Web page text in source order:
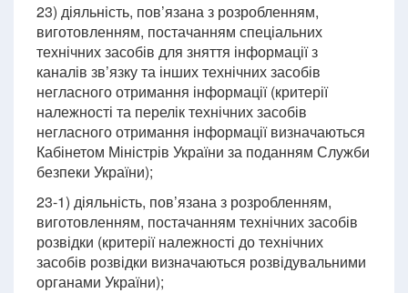
23) діяльність, пов’язана з розробленням,
виготовленням, постачанням спеціальних
технічних засобів для зняття інформації з
каналів зв’язку та інших технічних засобів
негласного отримання інформації (критерії
належності та перелік технічних засобів
негласного отримання інформації визначаються
Кабінетом Міністрів України за поданням Служби
безпеки України);
23-1) діяльність, пов’язана з розробленням,
виготовленням, постачанням технічних засобів
розвідки (критерії належності до технічних
засобів розвідки визначаються розвідувальними
органами України);